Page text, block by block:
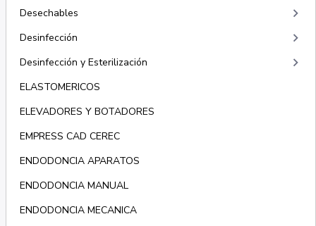
Desechables
keyboard_arrow_right
Desinfección keyboard_arrow_right
Desinfección y Esterilización keyboard_arrow_right
ELASTOMERICOS
ELEVADORES Y BOTADORES
EMPRESS CAD CEREC
ENDODONCIA APARATOS
ENDODONCIA MANUAL
ENDODONCIA MECANICA